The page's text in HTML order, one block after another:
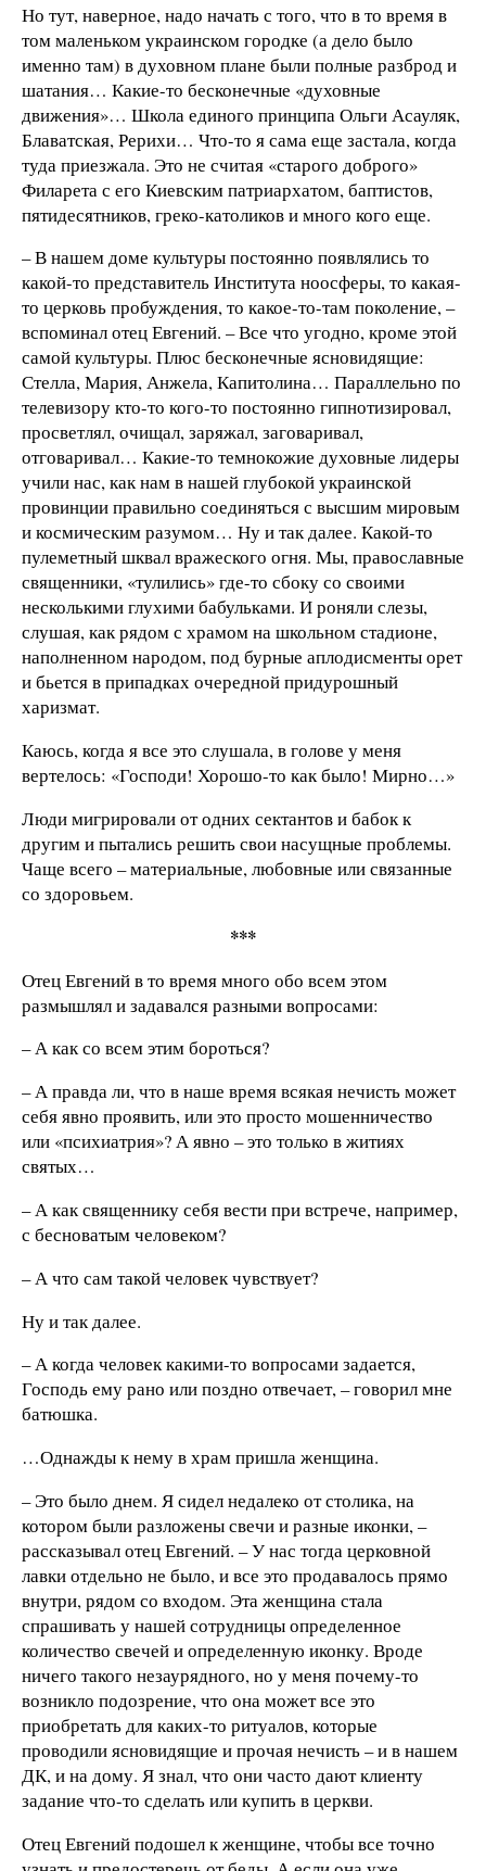
Но тут, наверное, надо начать с того, что в то время в
том маленьком украинском городке (а дело было
именно там) в духовном плане были полные разброд и
шатания… Какие-то бесконечные «духовные
движения»… Школа единого принципа Ольги Асауляк,
Блаватская, Рерихи… Что-то я сама еще застала, когда
туда приезжала. Это не считая «старого доброго»
Филарета с его Киевским патриархатом, баптистов,
пятидесятников, греко-католиков и много кого еще.
– В нашем доме культуры постоянно появлялись то
какой-то представитель Института ноосферы, то какая-
то церковь пробуждения, то какое-то-там поколение, –
вспоминал отец Евгений. – Все что угодно, кроме этой
самой культуры. Плюс бесконечные ясновидящие:
Стелла, Мария, Анжела, Капитолина… Параллельно по
телевизору кто-то кого-то постоянно гипнотизировал,
просветлял, очищал, заряжал, заговаривал,
отговаривал… Какие-то темнокожие духовные лидеры
учили нас, как нам в нашей глубокой украинской
провинции правильно соединяться с высшим мировым
и космическим разумом… Ну и так далее. Какой-то
пулеметный шквал вражеского огня. Мы, православные
священники, «тулились» где-то сбоку со своими
несколькими глухими бабульками. И роняли слезы,
слушая, как рядом с храмом на школьном стадионе,
наполненном народом, под бурные аплодисменты орет
и бьется в припадках очередной придурошный
харизмат.
Каюсь, когда я все это слушала, в голове у меня
вертелось: «Господи! Хорошо-то как было! Мирно…»
Люди мигрировали от одних сектантов и бабок к
другим и пытались решить свои насущные проблемы.
Чаще всего – материальные, любовные или связанные
со здоровьем.
***
Отец Евгений в то время много обо всем этом
размышлял и задавался разными вопросами:
– А как со всем этим бороться?
– А правда ли, что в наше время всякая нечисть может
себя явно проявить, или это просто мошенничество
или «психиатрия»? А явно – это только в житиях
святых…
– А как священнику себя вести при встрече, например,
с бесноватым человеком?
– А что сам такой человек чувствует?
Ну и так далее.
– А когда человек какими-то вопросами задается,
Господь ему рано или поздно отвечает, – говорил мне
батюшка.
…Однажды к нему в храм пришла женщина.
– Это было днем. Я сидел недалеко от столика, на
котором были разложены свечи и разные иконки, –
рассказывал отец Евгений. – У нас тогда церковной
лавки отдельно не было, и все это продавалось прямо
внутри, рядом со входом. Эта женщина стала
спрашивать у нашей сотрудницы определенное
количество свечей и определенную иконку. Вроде
ничего такого незаурядного, но у меня почему-то
возникло подозрение, что она может все это
приобретать для каких-то ритуалов, которые
проводили ясновидящие и прочая нечисть – и в нашем
ДК, и на дому. Я знал, что они часто дают клиенту
задание что-то сделать или купить в церкви.
Отец Евгений подошел к женщине, чтобы все точно